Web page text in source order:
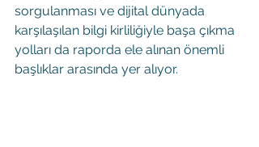
sorgulanması ve dijital dünyada
karşılaşılan bilgi kirliliğiyle başa çıkma
yolları da raporda ele alınan önemli
başlıklar arasında yer alıyor.